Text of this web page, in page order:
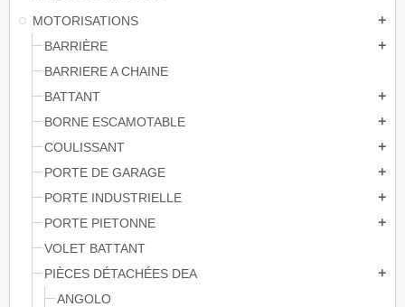
MOTORISATIONS add
BARRIÈRE add
BARRIERE A CHAINE
BATTANT
add
BORNE ESCAMOTABLE add
COULISSANT add
PORTE DE GARAGE add
PORTE INDUSTRIELLE add
PORTE PIETONNE add
VOLET BATTANT
PIÈCES DÉTACHÉES DEA
add
ANGOLO